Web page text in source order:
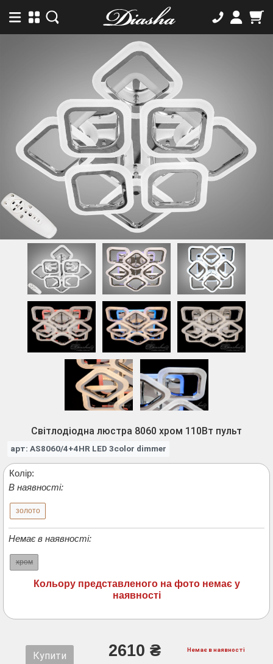
Світлодіодна люстра 8060 хром 110Вт пульт
арт: AS8060/4+4HR LED 3color dimmer
Колір:
В наявності:
золото
Немає в наявності:
хром
Кольору представленого на фото немає у
наявності
Купити 2610 ₴ Немає в наявності